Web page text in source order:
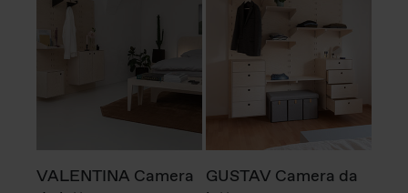
VALENTINA Camera
GUSTAV Camera da